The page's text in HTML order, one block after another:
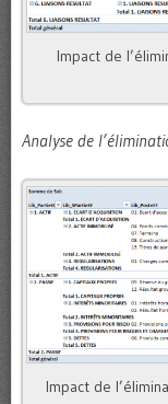
Impact de
Analyse de
Impact de